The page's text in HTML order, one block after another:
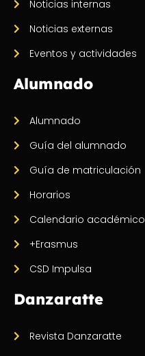
Noticias internas
Noticias externas
Eventos y actividades
Alumnado
Alumnado
Guía del alumnado
Guía de matriculación
Horarios
Calendario académico
+Erasmus
CSD Impulsa
Danzaratte
Revista Danzaratte